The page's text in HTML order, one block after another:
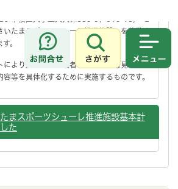
お問合せ
さがす
いたまスポーツシューレ推進施設」を整備す
。
より広く民間事業者の皆様のご意見等を聴
容等を具体化するために実施するものです。
たまスポーツシューレ推進施設基本計
た